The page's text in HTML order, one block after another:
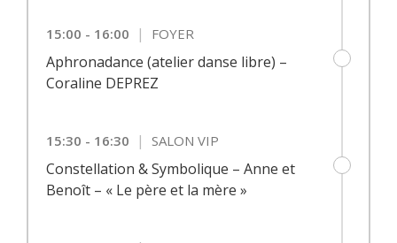
15:00 - 16:00 | FOYER
Aphronadance (atelier danse libre) –
Coraline DEPREZ
15:30 - 16:30 | SALON VIP
Constellation & Symbolique – Anne et
Benoît – « Le père et la mère »